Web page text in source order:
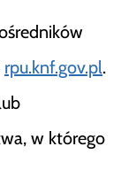
rpu.knf.gov.pl.
w którego